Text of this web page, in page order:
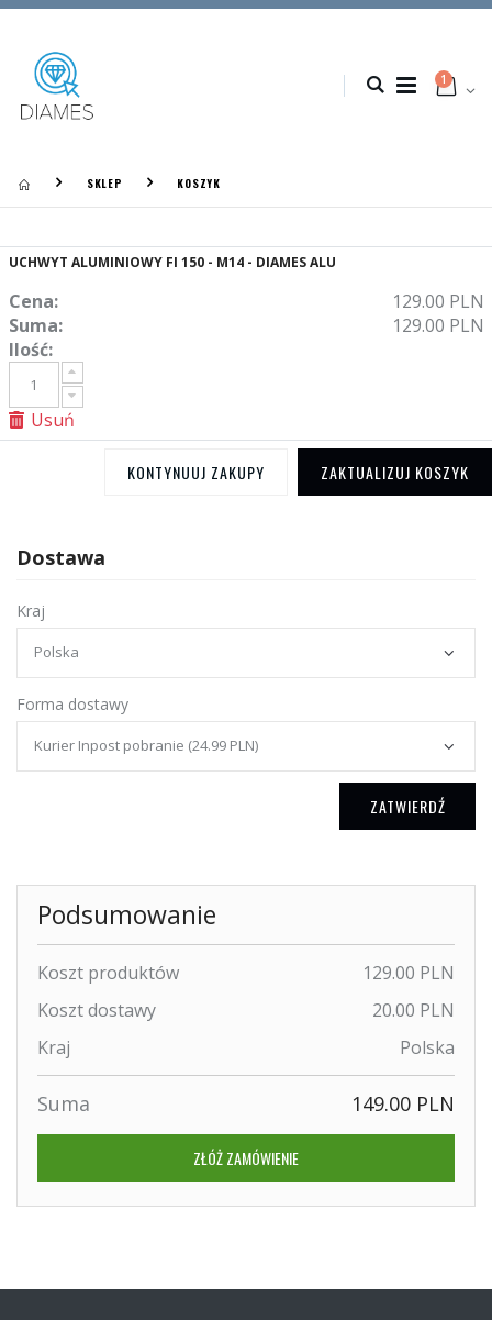
1
SKLEP KOSZYK
UCHWYT ALUMINIOWY FI 150 - M14 - DIAMES ALU
Cena:
129.00 PLN
Suma:
129.00 PLN
Ilość:
Usuń
KONTYNUUJ ZAKUPY
Dostawa
Kraj
Forma dostawy
ZATWIERDŹ
Podsumowanie
Koszt produktów
129.00 PLN
Koszt dostawy
20.00 PLN
Kraj
Polska
Suma 149.00 PLN
ZŁÓŻ ZAMÓWIENIE